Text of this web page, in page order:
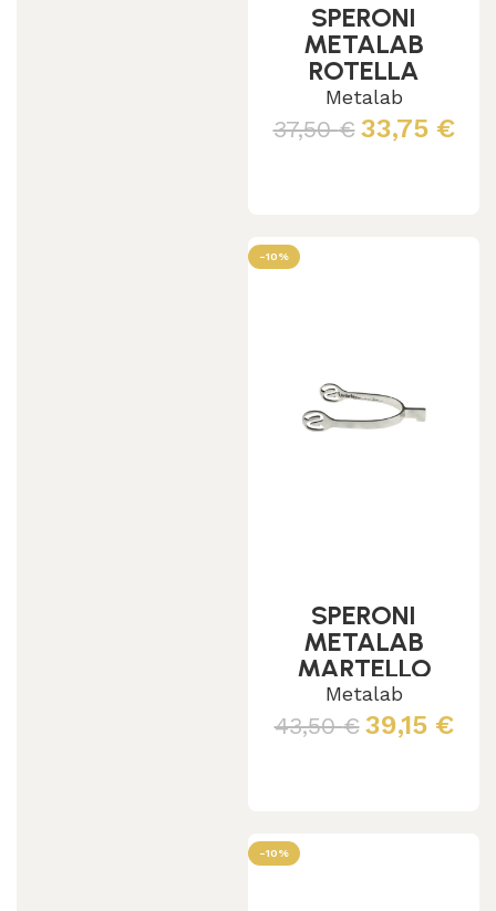
SPERONI
METALAB
ROTELLA
PICCOLA
DENTATA
C/GOMMA
Metalab
37,50€ 33,75 €
-10%
SPERONI
METALAB
MARTELLO
Metalab
43,50€ 39,15 €
-10%